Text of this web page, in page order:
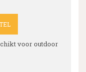
voor outdoor